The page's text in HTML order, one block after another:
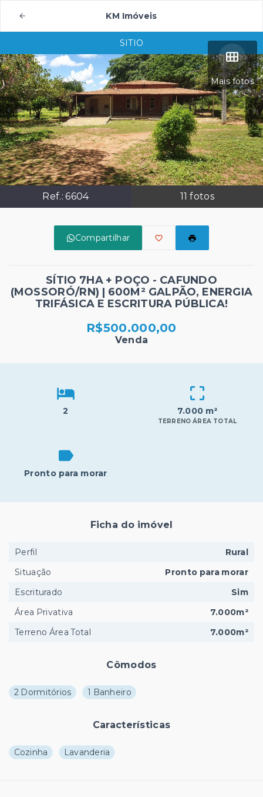
KM Imóveis
Mais fotos
Ref.:6604 11 fotos
SITIO
Compartilhar
SÍTIO 7HA + POÇO - CAFUNDO
(MOSSORÓ/RN) | 600M² GALPÃO, ENERGIA
TRIFÁSICA E ESCRITURA PÚBLICA!
R$500.000,00
Venda
2 7.000 m²
TERRENO ÁREA TOTAL
Pronto para morar
Cômodos
2 Dormitórios 1 Banheiro
Características
Cozinha Lavanderia
Ficha do imóvel
Perfil
Rural
Situação
Pronto para morar
Escriturado
Sim
Área Privativa
7.000m²
Terreno Área Total
7.000m²